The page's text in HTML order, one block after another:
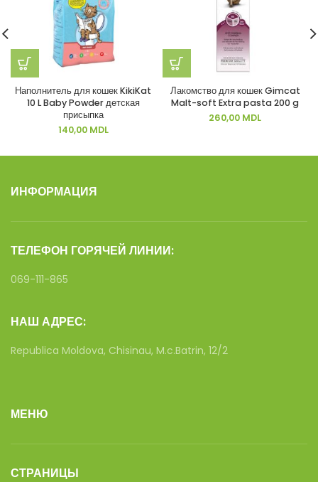
Наполнитель для кошек KikiKat
10 L Baby Powder детская
присыпка
140,00 MDL
Лакомство для кошек Gimcat
Malt-soft Extra pasta 200 g
260,00 MDL
ИНФОРМАЦИЯ
ТЕЛЕФОН ГОРЯЧЕЙ ЛИНИИ:
069-111-865
НАШ АДРЕС:
Republica Moldova, Chisinau, M.c.Batrin, 12/2
МЕНЮ
СТРАНИЦЫ